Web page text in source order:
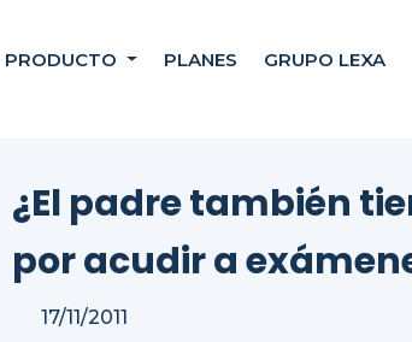
PRODUCTO PLANES GRUPO LEXA
¿El padre también
por acudir a
17/11/2011